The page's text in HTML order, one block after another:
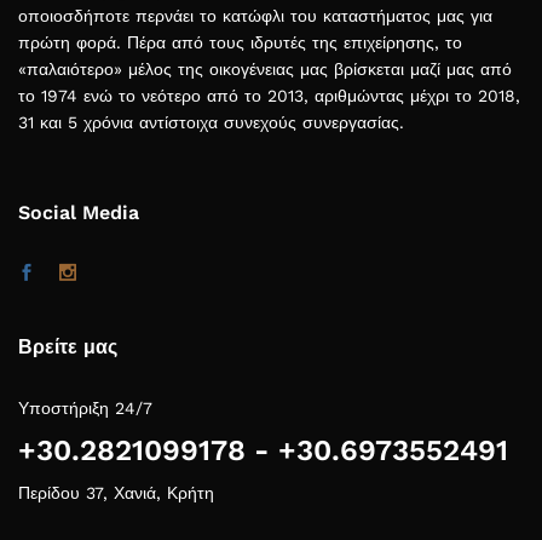
οποιοσδήποτε περνάει το κατώφλι του καταστήματος μας για
πρώτη φορά. Πέρα από τους ιδρυτές της επιχείρησης, το
«παλαιότερο» μέλος της οικογένειας μας βρίσκεται μαζί μας από
το 1974 ενώ το νεότερο από το 2013, αριθμώντας μέχρι το 2018,
31 και 5 χρόνια αντίστοιχα συνεχούς συνεργασίας.
Social Media
Βρείτε μας
Υποστήριξη 24/7
+30.2821099178 - +30.6973552491
Περίδου 37, Χανιά, Κρήτη